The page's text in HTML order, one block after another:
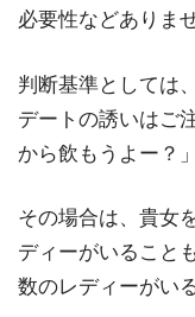
必要性などありま
判断基準としては
デートの誘いはご
から飲もうよー？
その場合は、貴女
ディーがいること
数のレディーがい